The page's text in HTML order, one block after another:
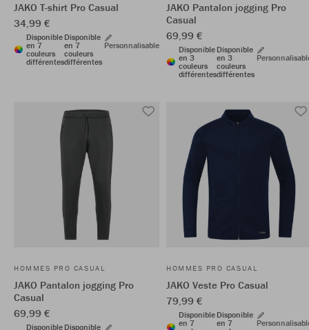
JAKO T-shirt Pro Casual
34,99 €
Disponible
en 7
couleurs
différentes
Disponible
en 7
couleurs
différentes
Personnalisable
JAKO Pantalon jogging Pro
Casual
69,99 €
Disponible
en 3
couleurs
différentes
Disponible
en 3
couleurs
différentes
HOMMES PRO CASUAL
JAKO Pantalon jogging Pro
Casual
69,99 €
Disponible Disponible
HOMMES PRO CASUAL
JAKO Veste Pro Casual
79,99 €
Disponible
en 7
Disponible
en 7